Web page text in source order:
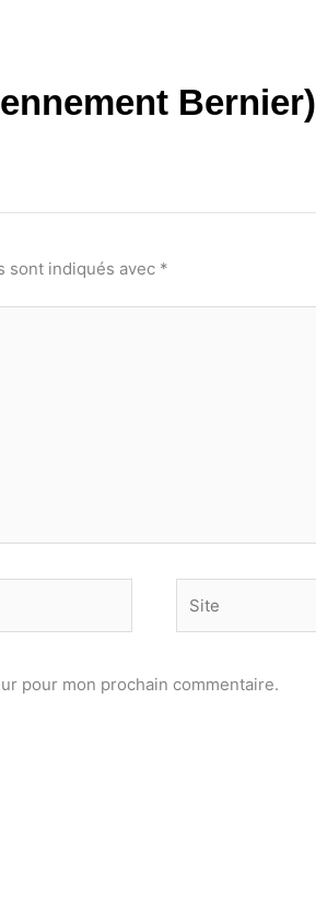
Bernier)
sont indiqués avec *
pour mon prochain commentaire.